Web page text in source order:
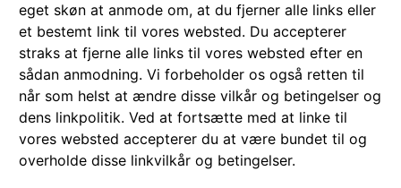
eget skøn at anmode om, at du fjerner alle links eller
et bestemt link til vores websted. Du accepterer
straks at fjerne alle links til vores websted efter en
sådan anmodning. Vi forbeholder os også retten til
når som helst at ændre disse vilkår og betingelser og
dens linkpolitik. Ved at fortsætte med at linke til
vores websted accepterer du at være bundet til og
overholde disse linkvilkår og betingelser.